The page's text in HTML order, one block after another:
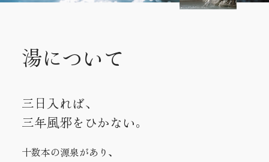
湯について
三日入れば、
三年風邪をひかない。
十数本の源泉があり、